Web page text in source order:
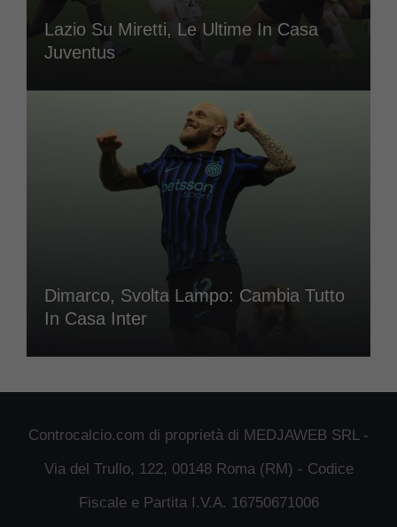
Lazio Su Miretti, Le Ultime In Casa
Juventus
Dimarco, Svolta Lampo: Cambia Tutto
In Casa Inter
Controcalcio.com di proprietà di MEDJAWEB SRL -
Via del Trullo, 122, 00148 Roma (RM) - Codice
Fiscale e Partita I.V.A. 16750671006